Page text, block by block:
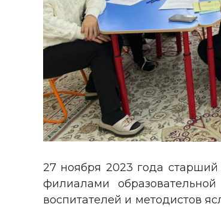
27 ноября 2023 года
филиалами
воспитателей и методистов